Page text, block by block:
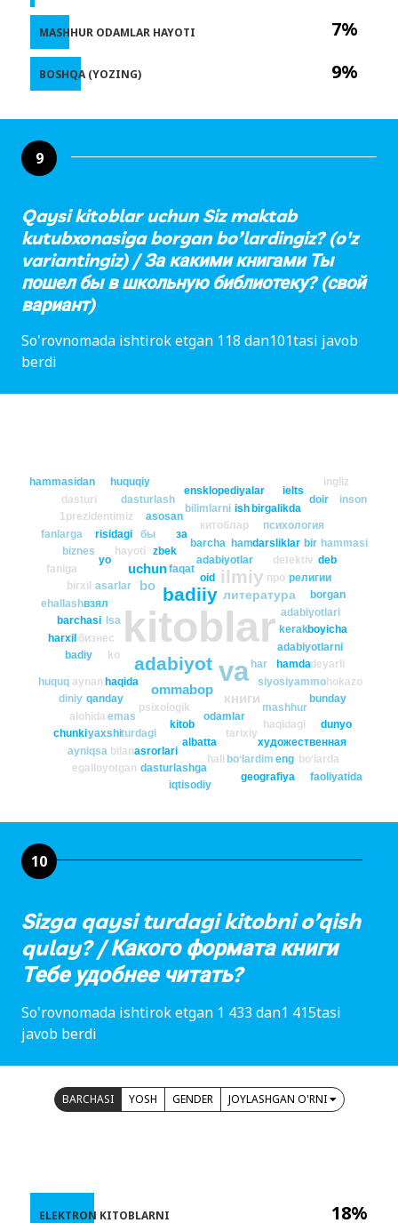
7%
9%
MASHHUR ODAMLAR HAYOTI
BOSHQA (YOZING)
9
Qaysi kitoblar uchun Siz maktab
kutubxonasiga borgan bo’lardingiz? (o'z
variantingiz) / За какими книгами Ты
пошел бы в школьную библиотеку? (свой
вариант)
So'rovnomada ishtirok etgan 118 dan101tasi javob
berdi
kitoblar
va
adabiyot
badiiy
ilmiy
bo
ommabop
uchun
книги
литература
adabiyotlar
oid
psixologik
siyosiy
faqat
haqida
hayoti
mashhur
odamlar
zbek
про
asarlar
barcha darsliklar
detektiv
emas
ham
hamda
haqidagi
har
kerak
kitob
ko
lsa
qanday
risidagi
tarixiy
turdagi
yaxshi
yo
бизнес
бы
взял
за
китоблар психология
религии
художественная
1prezidentimiz
adabiyotlari
adabiyotlarni
albatta
alohida
ammo
asosan
asrorlari
aynan
ayniqsa
badiy
barchasi
bilan
bilimlarni
bir
birgalikda
birxil
biznes
borgan
boyicha
boʻlarda
boʻlardim
bunday
chunki
dasturi dasturlash
dasturlashga
deb
deyarli
diniy
doir
dunyo
egalloyotgan
ehallash
eng
ensklopediyalar
faniga
fanlarga
faoliyatida
geografiya
hali
hammasi
hammasidan
harxil
hokazo
huquq
huquqiy
ielts
ingliz
inson
iqtisodiy
ish
10
Sizga qaysi turdagi kitobni o’qish
qulay? / Какого формата книги
Тебе удобнее читать?
So'rovnomada ishtirok etgan 1 433 dan1 415tasi
javob berdi
BARCHASI YOSH GENDER JOYLASHGAN O'RNI
18%
ELEKTRON KITOBLARNI